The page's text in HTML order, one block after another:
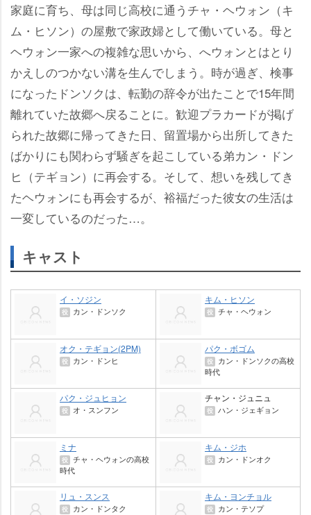
家庭に育ち、母は同じ高校に通うチャ・ヘウォン（キ
ム・ヒソン）の屋敷で家政婦として働いている。母と
ヘウォン一家への複雑な思いから、へウォンとはとり
かえしのつかない溝を生んでしまう。時が過ぎ、検事
になったドンソクは、転勤の辞令が出たことで15年間
離れていた故郷へ戻ることに。歓迎プラカードが掲げ
られた故郷に帰ってきた日、留置場から出所してきた
ばかりにも関わらず騒ぎを起こしている弟カン・ドン
ヒ（テギョン）に再会する。そして、想いを残してき
たヘウォンにも再会するが、裕福だった彼女の生活は
一変しているのだった…。
キャスト
イ・ソジン
役 カン・ドンソク
キム・ヒソン
役 チャ・ヘウォン
オク・テギョン(2PM)
役 カン・ドンヒ
パク・ボゴム
役
カン・ドンソクの高校
時代
パク・ジュヒョン
役 オ・スンフン
チャン・ジュニュ
役 ハン・ジェギョン
ミナ
役 チャ・ヘウォンの高校
時代
キム・ジホ
役 カン・ドンオク
リュ・スンス
役 カン・ドンタク
キム・ヨンチョル
役 カン・テソプ